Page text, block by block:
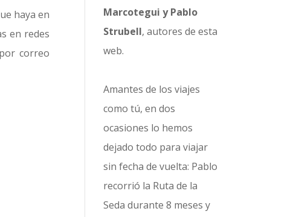
haya en
en redes
correo
Marcotegui y Pablo
Strubell, autores de esta
web.
Amantes de los viajes
como tú, en dos
ocasiones lo hemos
dejado todo para viajar
sin fecha de vuelta: Pablo
recorrió la Ruta de la
Seda durante 8 meses y